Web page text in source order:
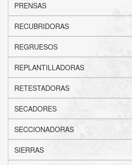
PRENSAS
RECUBRIDORAS
REGRUESOS
REPLANTILLADORAS
RETESTADORAS
SECADORES
SECCIONADORAS
SIERRAS